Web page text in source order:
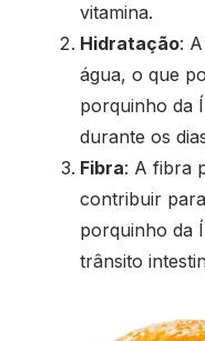
vitamina.
Hidratação:
água, o que
porquinho da
durante os
Fibra: A fibra
contribuir
porquinho da
trânsito